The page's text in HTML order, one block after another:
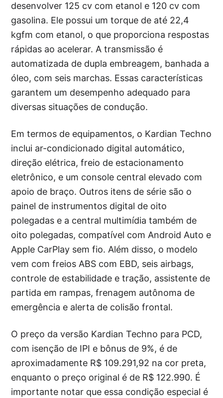
desenvolver 125 cv com etanol e 120 cv com
gasolina. Ele possui um torque de até 22,4
kgfm com etanol, o que proporciona respostas
rápidas ao acelerar. A transmissão é
automatizada de dupla embreagem, banhada a
óleo, com seis marchas. Essas características
garantem um desempenho adequado para
diversas situações de condução.
Em termos de equipamentos, o Kardian Techno
inclui ar-condicionado digital automático,
direção elétrica, freio de estacionamento
eletrônico, e um console central elevado com
apoio de braço. Outros itens de série são o
painel de instrumentos digital de oito
polegadas e a central multimídia também de
oito polegadas, compatível com Android Auto e
Apple CarPlay sem fio. Além disso, o modelo
vem com freios ABS com EBD, seis airbags,
controle de estabilidade e tração, assistente de
partida em rampas, frenagem autônoma de
emergência e alerta de colisão frontal.
O preço da versão Kardian Techno para PCD,
com isenção de IPI e bônus de 9%, é de
aproximadamente R$ 109.291,92 na cor preta,
enquanto o preço original é de R$ 122.990. É
importante notar que essa condição especial é